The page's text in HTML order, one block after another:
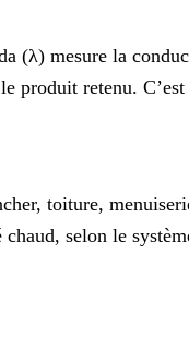
(λ) mesure la
produit retenu.
toiture,
selon le